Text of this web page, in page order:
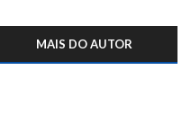
MAIS DO AUTOR